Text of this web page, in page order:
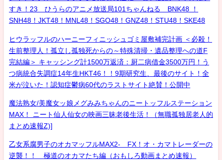
すき！23 ひうらのアニメ放送局101ちゃんねる BNK48 ！
SNH48！JKT48！MNL48！SGO48！GNZ48！STU48！SKE48
ヒウラッフルのハーニーフィニッシュゴミ屋敷補完計画 ＜必殺！
生前整理人！孤立し孤独死からの～特殊清掃・遺品整理への道F
完結編＞ キャッシング計1500万返済：厨二病借金3500万円！う
つ病統合失調症14年生HKT46！！9期研究生、最後のサイト！全
米が泣いた！認知症鬱病60代のラストサイト絶賛！公開中
魔法熟女/美魔女ッ娘メグみみちゃんのニートッフルステーション
MAX！ ニート仙人仙女の映画三昧老後生活！（無職孤独居老人的
まとめ速報Z)]
乙女系腐男子のオカマッフルMAX2- FX！オ・カマトレーダーの
逆襲！！ 極道のオカマたち編（おもしろ動画まとめ速報）